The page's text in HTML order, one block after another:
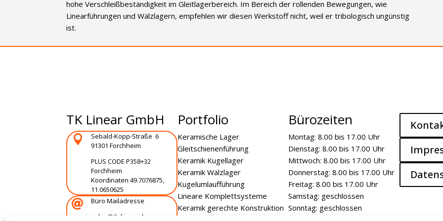
hohe Verschleißbeständigkeit im Gleitlagerbereich. Im Bereich der rollenden Bewegungen, wie
Linearführungen und Wälzlagern, empfehlen wir diesen Werkstoff nicht, weil er tribologisch ungünstig
ist.
TK Linear GmbH

Sebald-Kopp-Straße 6
91301 Forchheim
PLUS CODE P358+32
Forchheim
Koordinaten 49.7076875,
11.0650625

Büro Mailadresse
sales@tk-linear.de
Portfolio
Keramische Lager
Gleitschienenführung
Keramik Kugellager
Keramik Wälzlager
Kugelumlaufführung
Lineare Komplettsysteme
Keramik gerechte Konstruktion
Bürozeiten
Montag: 8.00 bis 17.00 Uhr
Dienstag: 8.00 bis 17.00 Uhr
Mittwoch: 8.00 bis 17.00 Uhr
Donnerstag: 8.00 bis 17.00 Uhr
Freitag: 8.00 bis 17.00 Uhr
Samstag: geschlossen
Sonntag: geschlossen